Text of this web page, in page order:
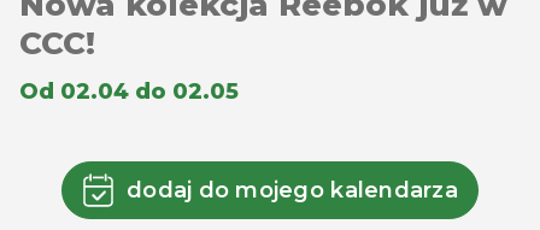
CCC!
Od 02.04 do 02.05
dodaj do mojego kalendarza